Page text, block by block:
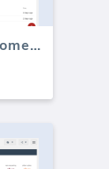
Clientes de la Suite de Comercio Electrónico